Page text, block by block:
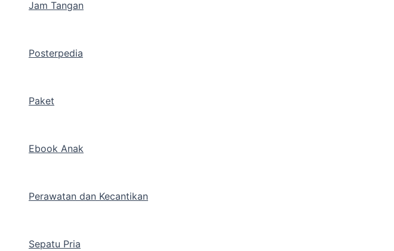
Jam Tangan
Posterpedia
Paket
Ebook Anak
Perawatan dan Kecantikan
Sepatu Pria